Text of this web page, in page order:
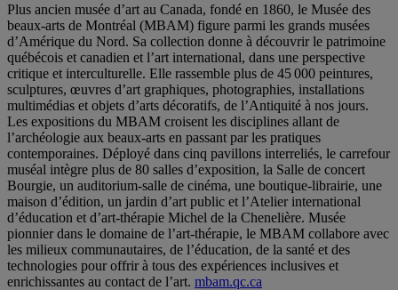
Plus ancien musée d’art au Canada, fondé en 1860, le Musée des
beaux-arts de Montréal (MBAM) figure parmi les grands musées
d’Amérique du Nord. Sa collection donne à découvrir le patrimoine
québécois et canadien et l’art international, dans une perspective
critique et interculturelle. Elle rassemble plus de 45 000 peintures,
sculptures, œuvres d’art graphiques, photographies, installations
multimédias et objets d’arts décoratifs, de l’Antiquité à nos jours.
Les expositions du MBAM croisent les disciplines allant de
l’archéologie aux beaux-arts en passant par les pratiques
contemporaines. Déployé dans cinq pavillons interreliés, le carrefour
muséal intègre plus de 80 salles d’exposition, la Salle de concert
Bourgie, un auditorium-salle de cinéma, une boutique-librairie, une
maison d’édition, un jardin d’art public et l’Atelier international
d’éducation et d’art-thérapie Michel de la Chenelière. Musée
pionnier dans le domaine de l’art-thérapie, le MBAM collabore avec
les milieux communautaires, de l’éducation, de la santé et des
technologies pour offrir à tous des expériences inclusives et
enrichissantes au contact de l’art. mbam.qc.ca